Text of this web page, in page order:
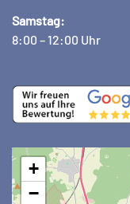
Samstag:
8:00 – 12:00 Uhr
+
−